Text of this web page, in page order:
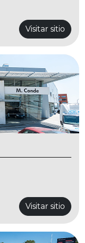
Visitar sitio
Visitar sitio